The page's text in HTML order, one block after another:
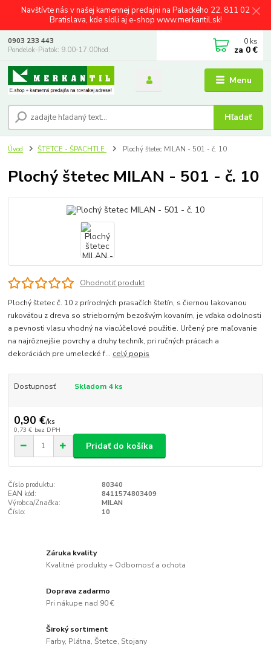
Navštívte nás v našej kamennej predajni na Palackého 22, 811 02
Bratislava, kde sídli aj e-shop www.merkantil.sk!
Menu
Hľadať
0903 233 443
Pondelok-Piatok: 9.00-17.00hod.
0 ks
za 0 €
Úvod ŠTETCE - ŠPACHTLE Plochý štetec MILAN - 501 - č. 10
Plochý štetec MILAN - 501 - č. 10
Ohodnotiť produkt
Plochý štetec č. 10 z prírodných prasačích štetín, s čiernou lakovanou
rukoväťou z dreva so strieborným bezošvým kovaním, je vďaka odolnosti
a pevnosti vlasu vhodný na viacúčelové použitie. Určený pre maľovanie
na najrôznejšie povrchy a druhy techník, pri ručných prácach a
dekoráciách pre umelecké f... celý popis
Dostupnosť Skladom 4 ks
0,90 €/ks
0,73 € bez DPH
Pridať do košíka
Číslo produktu:
80340
EAN kód:
8411574803409
Výrobca/Značka:
MILAN
Číslo:
10
Záruka kvality
Kvalitné produkty + Odbornosť a ochota
Doprava zadarmo
Pri nákupe nad 90 €
Široký sortiment
Farby, Plátna, Štetce, Stojany